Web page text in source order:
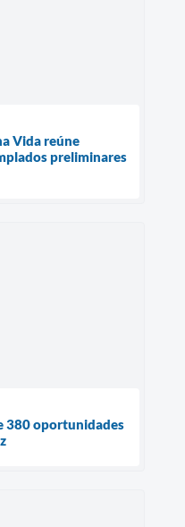
Vida reúne
preliminares
380 oportunidades